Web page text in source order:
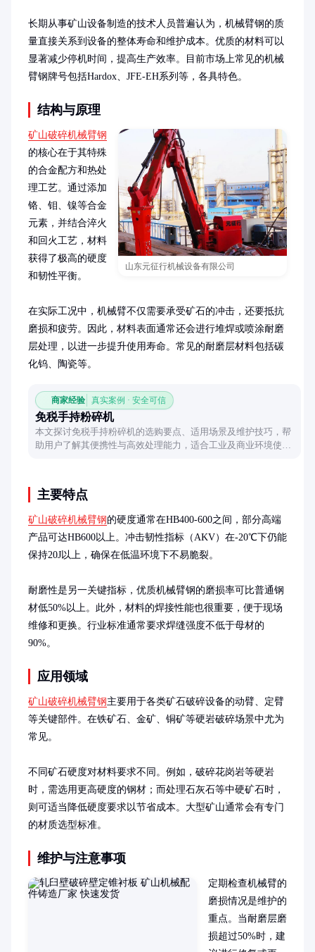
长期从事矿山设备制造的技术人员普遍认为，机械臂钢的质
量直接关系到设备的整体寿命和维护成本。优质的材料可以
显著减少停机时间，提高生产效率。目前市场上常见的机械
臂钢牌号包括Hardox、JFE-EH系列等，各具特色。
结构与原理
山东元征行机械设备有限公司
矿山破碎机械臂钢
的核心在于其特殊
的合金配方和热处
理工艺。通过添加
铬、钼、镍等合金
元素，并结合淬火
和回火工艺，材料
获得了极高的硬度
和韧性平衡。
在实际工况中，机械臂不仅需要承受矿石的冲击，还要抵抗
磨损和疲劳。因此，材料表面通常还会进行堆焊或喷涂耐磨
层处理，以进一步提升使用寿命。常见的耐磨层材料包括碳
化钨、陶瓷等。
商家经验 真实案例 · 安全可信
免税手持粉碎机
本文探讨免税手持粉碎机的选购要点、适用场景及维护技巧，帮
助用户了解其便携性与高效处理能力，适合工业及商业环境使
主要特点
矿山破碎机械臂钢 的硬度通常在HB400-600之间，部分高端
产品可达HB600以上。冲击韧性指标（AKV）在-20℃下仍能
保持20J以上，确保在低温环境下不易脆裂。
耐磨性是另一关键指标，优质机械臂钢的磨损率可比普通钢
材低50%以上。此外，材料的焊接性能也很重要，便于现场
维修和更换。行业标准通常要求焊缝强度不低于母材的
90%。
应用领域
矿山破碎机械臂钢 主要用于各类矿石破碎设备的动臂、定臂
等关键部件。在铁矿石、金矿、铜矿等硬岩破碎场景中尤为
常见。
不同矿石硬度对材料要求不同。例如，破碎花岗岩等硬岩
时，需选用更高硬度的钢材；而处理石灰石等中硬矿石时，
则可适当降低硬度要求以节省成本。大型矿山通常会有专门
的材质选型标准。
维护与注意事项
定期检查机械臂的
磨损情况是维护的
重点。当耐磨层磨
损超过50%时，建